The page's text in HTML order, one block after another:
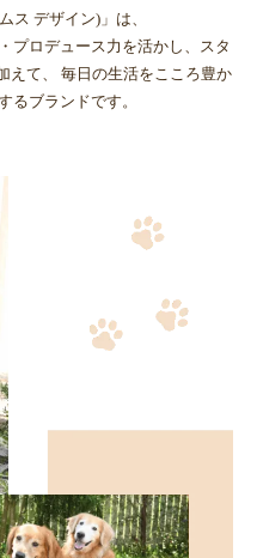
ス デザイン)」は、
プロデュース力を活かし、スタ
えて、 毎日の生活をこころ豊か
るブランドです。